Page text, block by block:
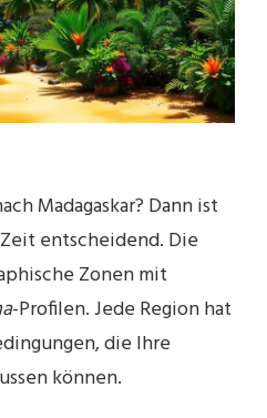
Madagaskar? Dann ist
entscheidend. Die
Zonen mit
-Profilen. Jede Region hat
die Ihre
können.